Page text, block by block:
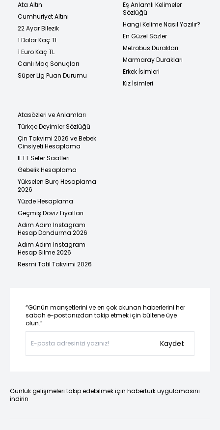
Ata Altın
Cumhuriyet Altını
22 Ayar Bilezik
1 Dolar Kaç TL
1 Euro Kaç TL
Canlı Maç Sonuçları
Süper Lig Puan Durumu
Eş Anlamlı Kelimeler
Sözlüğü
Hangi Kelime Nasıl Yazılır?
En Güzel Sözler
Metrobüs Durakları
Marmaray Durakları
Erkek İsimleri
Kız İsimleri
Atasözleri ve Anlamları
Türkçe Deyimler Sözlüğü
Çin Takvimi 2026 ve Bebek
Cinsiyeti Hesaplama
İETT Sefer Saatleri
Gebelik Hesaplama
Yükselen Burç Hesaplama
2026
Yüzde Hesaplama
Geçmiş Döviz Fiyatları
Adım Adım Instagram
Hesap Dondurma 2026
Adım Adım Instagram
Hesap Silme 2026
Resmi Tatil Takvimi 2026
“Günün manşetlerini ve en çok okunan haberlerini her
sabah e-postanızdan takip etmek için bültene üye
olun.”
Kaydet
Günlük gelişmeleri takip edebilmek için habertürk uygulamasını
indirin